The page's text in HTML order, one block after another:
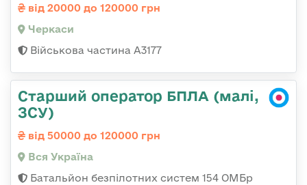
від 20000 до 120000 грн
Черкаси
Військова частина А3177
Старший оператор БПЛА (малі,
ЗСУ)
від 50000 до 120000 грн
Вся Україна
Батальйон безпілотних систем 154 ОМБр